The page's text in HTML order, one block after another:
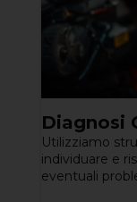
Diagnosi
Utilizziamo
individuare e
eventuali